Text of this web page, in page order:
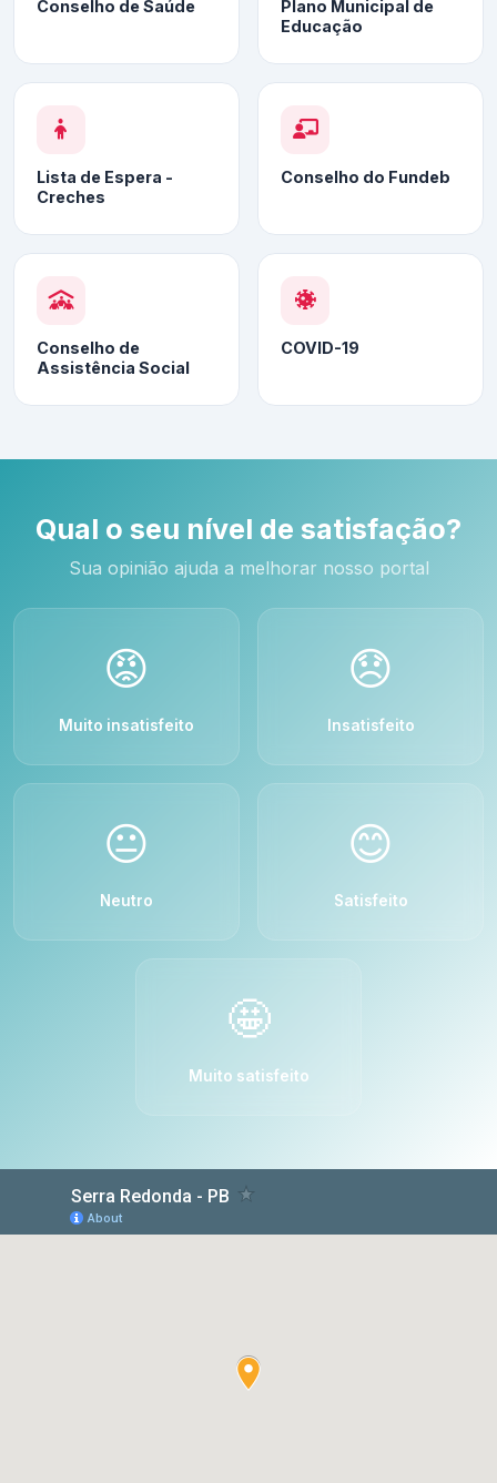
Conselho de Saúde
Plano Municipal de
Educação
Lista de Espera -
Creches
Conselho do Fundeb
Conselho de
Assistência Social
COVID-19
Qual o seu nível de satisfação?
Sua opinião ajuda a melhorar nosso portal
😡
Muito insatisfeito
😞
Insatisfeito
😐
Neutro
😊
Satisfeito
🤩
Muito satisfeito